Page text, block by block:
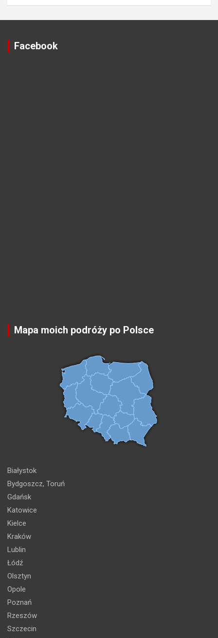
Facebook
Mapa moich podróży po Polsce
Białystok
Bydgoszcz, Toruń
Gdańsk
Katowice
Kielce
Kraków
Lublin
Łódź
Olsztyn
Opole
Poznań
Rzeszów
Szczecin